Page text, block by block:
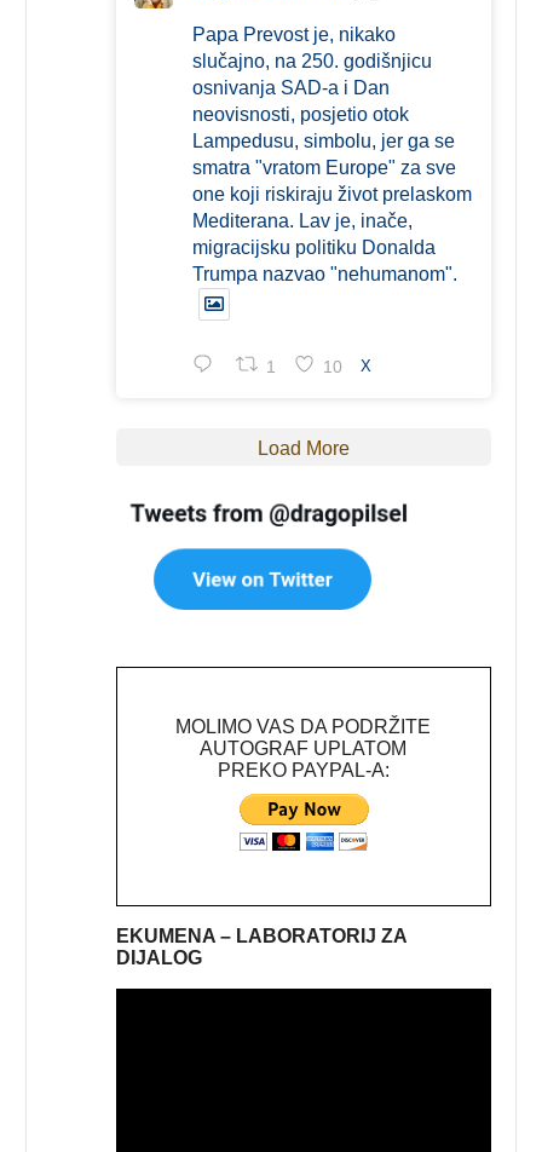
Papa Prevost je, nikako
slučajno, na 250. godišnjicu
osnivanja SAD-a i Dan
neovisnosti, posjetio otok
Lampedusu, simbolu, jer ga se
smatra "vratom Europe" za sve
one koji riskiraju život prelaskom
Mediterana. Lav je, inače,
migracijsku politiku Donalda
Trumpa nazvao "nehumanom".
1 10 X
Load More
MOLIMO VAS DA PODRŽITE
AUTOGRAF UPLATOM
PREKO PAYPAL-A:
EKUMENA – LABORATORIJ ZA
DIJALOG